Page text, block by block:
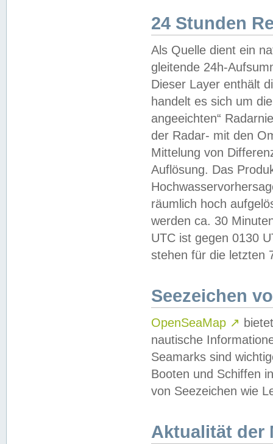
24 Stunden
Als Quelle dient ein
gleitende 24h-
Dieser Layer enthält
handelt es sich um
angeeichten“
der Radar- mit den
Mittelung von
Auflösung. Das
räumlich hoch
werden ca. 30
UTC ist gegen 0130
stehen für die letzten
Seezeichen
OpenSeaMap ↗
nautische
Seamarks sind
Booten und Schiffen
von Seezeichen wie
Aktualität der